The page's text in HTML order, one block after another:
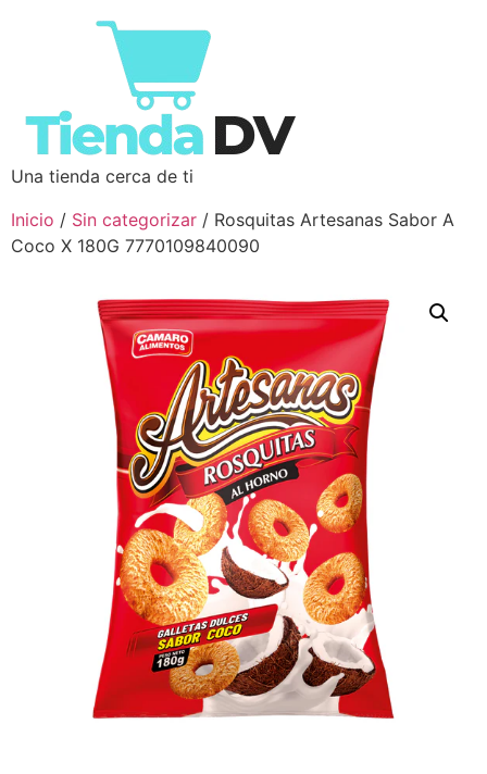
Una tienda cerca de ti
Inicio / Sin categorizar / Rosquitas Artesanas Sabor A
Coco X 180G 7770109840090